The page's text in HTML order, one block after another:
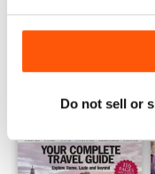
Do not sell or